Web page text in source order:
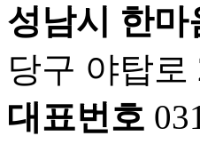
성남시 한마
당구 야탑로
대표번호